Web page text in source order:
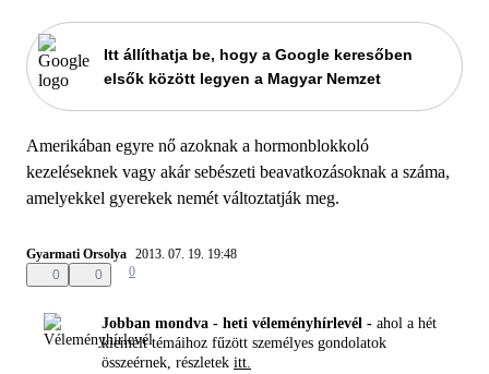
Itt állíthatja be, hogy a Google keresőben
elsők között legyen a Magyar Nemzet
Amerikában egyre nő azoknak a hormonblokkoló
kezeléseknek vagy akár sebészeti beavatkozásoknak a száma,
amelyekkel gyerekek nemét változtatják meg.
Gyarmati Orsolya 2013. 07. 19. 19:48
0
0 0
Jobban mondva - heti véleményhírlevél - ahol a hét
kiemelt témáihoz fűzött személyes gondolatok
összeérnek, részletek itt.